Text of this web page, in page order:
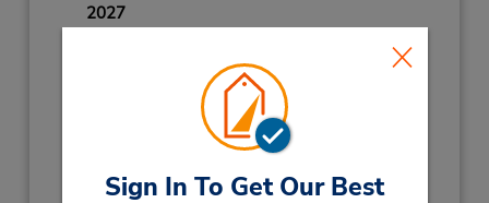
Sign In To Get Our Best
2027
NEW YEARS EVE
December 31 08:00AM
THANKSGIVINGNovember 26 08:00AM